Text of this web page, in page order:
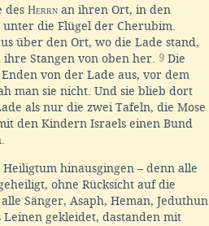
des Herrn an ihren Ort, in den
die Flügel der Cherubim.
über den Ort, wo die Lade stand,
Stangen von oben her. 9 Die
von der Lade aus, vor dem
man sie nicht. Und sie blieb dort
als nur die zwei Tafeln, die Mose
den Kindern Israels einen Bund
Heiligtum hinausgingen – denn alle
ohne Rücksicht auf die
Sänger, Asaph, Heman, Jeduthun
gekleidet, dastanden mit